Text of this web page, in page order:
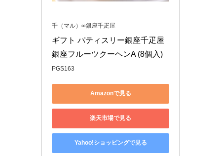
千（マル）∞銀座千疋屋
ギフト パティスリー銀座千疋屋
銀座フルーツクーヘンA (8個入)
PGS163
Amazonで見る
楽天市場で見る
Yahoo!ショッピングで見る